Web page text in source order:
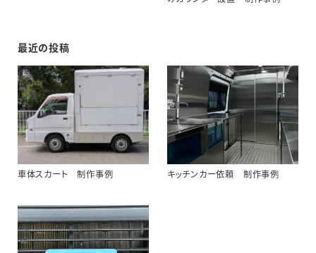
最近の投稿
車体スカート 制作事例 キッチンカー依頼 制作事例